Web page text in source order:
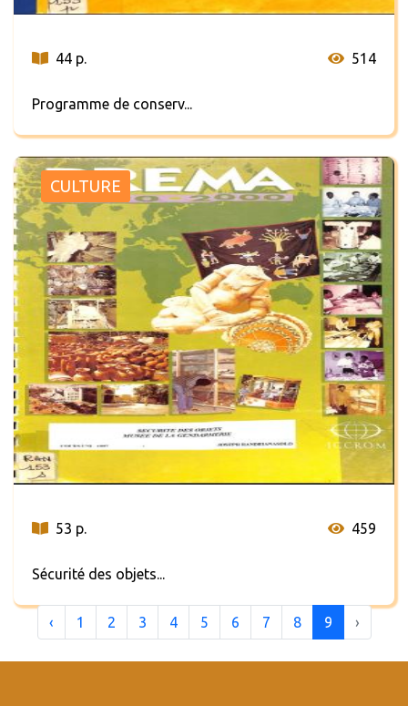
44 p. 514
Programme de conserv...
CULTURE
53 p. 459
Sécurité des objets...
‹ 1 2 3 4 5 6 7 8 9 ›